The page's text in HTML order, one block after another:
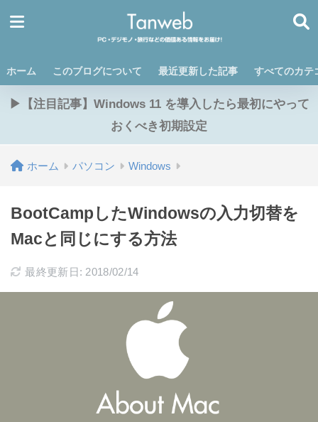
ホーム このブログについて 最近更新した記事 すべてのカテ
▶【注目記事】Windows 11 を導入したら最初にやって
おくべき初期設定
ホーム パソコン Windows
BootCampしたWindowsの入力切替を
Macと同じにする方法
最終更新日: 2018/02/14